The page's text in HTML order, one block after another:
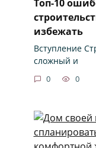
избежать
Вступление
сложный и
0 0